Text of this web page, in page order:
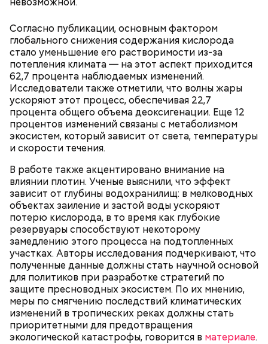
Согласно публикации, основным фактором
глобального снижения содержания кислорода
стало уменьшение его растворимости из-за
потепления климата — на этот аспект приходится
62,7 процента наблюдаемых изменений.
Исследователи также отметили, что волны жары
ускоряют этот процесс, обеспечивая 22,7
процента общего объема деоксигенации. Еще 12
процентов изменений связаны с метаболизмом
экосистем, который зависит от света, температуры
и скорости течения.
В работе также акцентировано внимание на
влиянии плотин. Ученые выяснили, что эффект
зависит от глубины водохранилищ: в мелководных
объектах заиление и застой воды ускоряют
потерю кислорода, в то время как глубокие
резервуары способствуют некоторому
замедлению этого процесса на подтопленных
участках. Авторы исследования подчеркивают, что
полученные данные должны стать научной основой
для политиков при разработке стратегий по
защите пресноводных экосистем. По их мнению,
меры по смягчению последствий климатических
изменений в тропических реках должны стать
приоритетными для предотвращения
экологической катастрофы, говорится в материале.
День «Счастье случается»
День «Счастье случается» был инициирован
напомнить людям, что счастье на самом деле
кроется в мелочах. Отпраздновать этот день
можно, поделившись с другими людьми
счастливыми моментами из своей жизни.
Противень ставится в духовку, разогретую до 180–
190 градусов. Спагетти из кабачка нужно запекать
25–30 минут.
Уберут отеки и улучшат зрение:
диетолог Соломатина рассказала
о пользе кабачков
Кабачки, тушеные с курицей
Как приготовить домашний
майонез: три простых рецепта
Эндокринолог Куликова
объяснила, в чем заключается
польза сезонных овощей и
фруктов